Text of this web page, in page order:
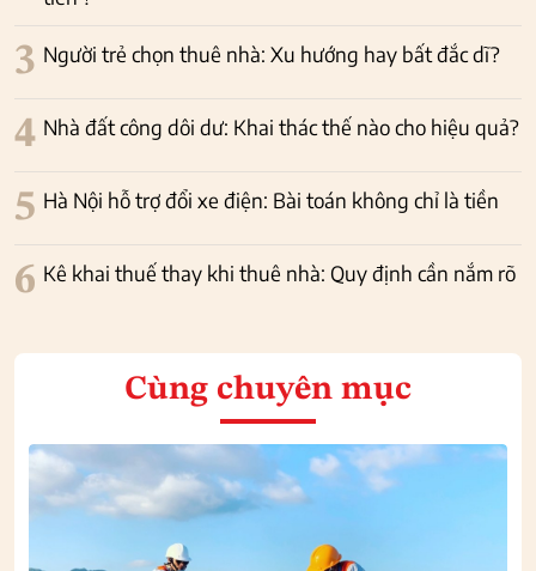
3 Người trẻ chọn thuê nhà: Xu hướng hay bất đắc dĩ?
4 Nhà đất công dôi dư: Khai thác thế nào cho hiệu quả?
5 Hà Nội hỗ trợ đổi xe điện: Bài toán không chỉ là tiền
6 Kê khai thuế thay khi thuê nhà: Quy định cần nắm rõ
Cùng chuyên mục